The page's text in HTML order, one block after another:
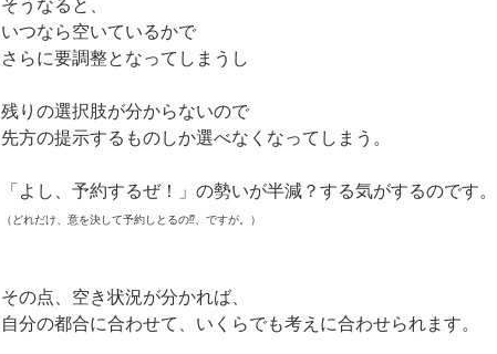
そうなると、
いつなら空いているかで
さらに要調整となってしまうし
残りの選択肢が分からないので
先方の提示するものしか選べなくなってしまう。
「よし、予約するぜ！」の勢いが半減？する気がするのです。
（どれだけ、意を決して予約しとるの⁉、ですが。）
その点、空き状況が分かれば、
自分の都合に合わせて、いくらでも考えに合わせられます。